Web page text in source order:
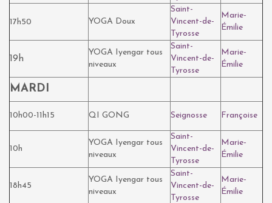
17h50 YOGA Doux
Saint-
Vincent-de-
Tyrosse
Marie-
Émilie
19h
YOGA Iyengar tous
niveaux
Saint-
Vincent-de-
Tyrosse
Marie-
Émilie
MARDI
10h00-11h15 QI GONG Seignosse Françoise
10h
YOGA Iyengar tous
niveaux
Saint-
Vincent-de-
Tyrosse
Marie-
Émilie
18h45
YOGA Iyengar tous
niveaux
Saint-
Vincent-de-
Tyrosse
Marie-
Émilie